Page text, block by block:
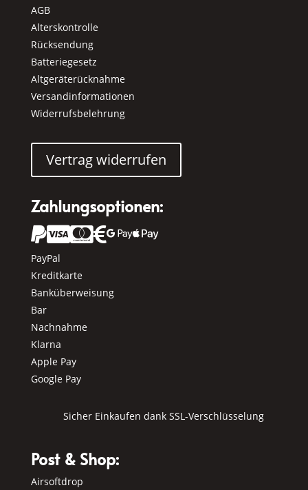
AGB
Alterskontrolle
Rücksendung
Batteriegesetz
Altgeräterücknahme
Versandinformationen
Widerrufsbelehrung
Vertrag widerrufen
Zahlungsoptionen:
 
PayPal
Kreditkarte
Banküberweisung
Bar
Nachnahme
Klarna
Apple Pay
Google Pay
Sicher Einkaufen dank SSL-Verschlüsselung
Post & Shop:
Airsoftdrop